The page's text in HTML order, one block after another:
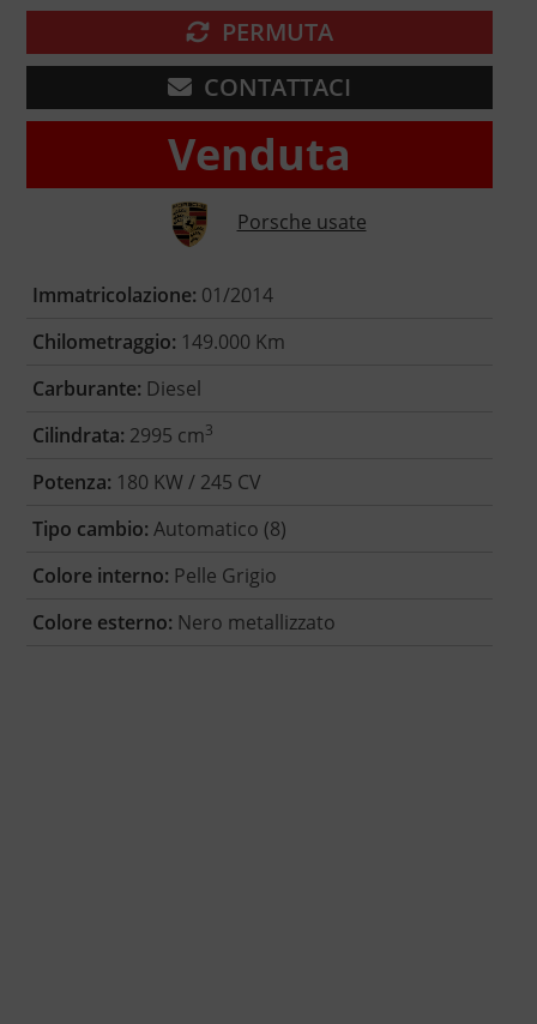
PERMUTA
CONTATTACI
Venduta
Porsche usate
Immatricolazione: 01/2014
Chilometraggio: 149.000 Km
Carburante: Diesel
Cilindrata: 2995 cm3
Potenza: 180 KW / 245 CV
Tipo cambio: Automatico (8)
Colore interno: Pelle Grigio
Colore esterno: Nero metallizzato